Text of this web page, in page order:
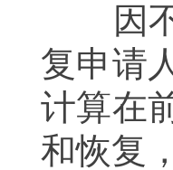
因不
复申请
计算在
和恢复